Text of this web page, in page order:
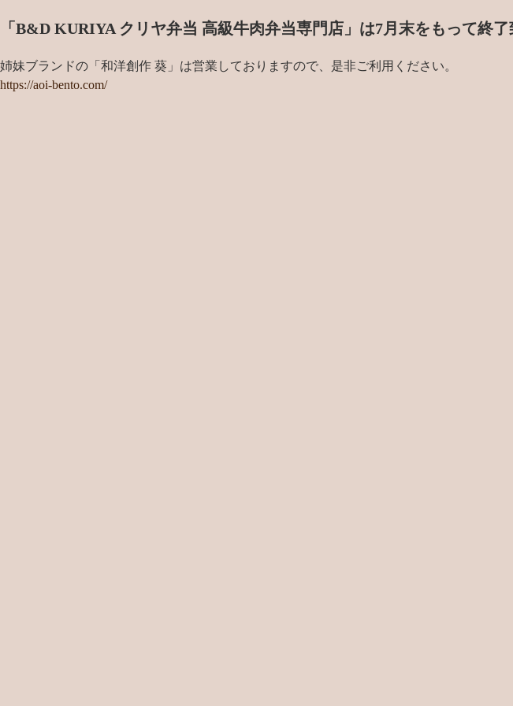
「B&D KURIYA クリヤ弁当 高級牛肉弁当専門店」は7月末をもって終了
姉妹ブランドの「和洋創作 葵」は営業しておりますので、是非ご利用ください。
https://aoi-bento.com/